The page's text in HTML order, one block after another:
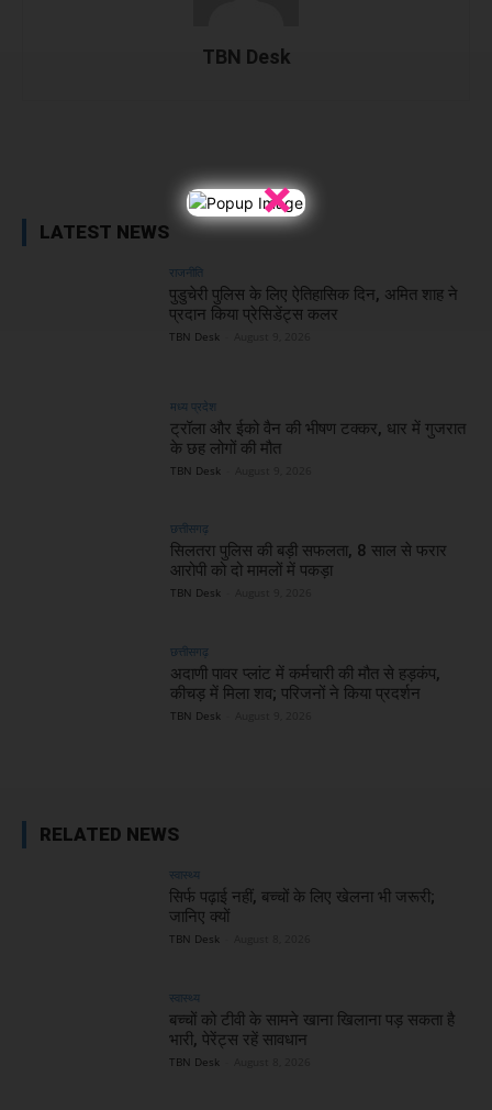
×
TBN Desk
LATEST NEWS
राजनीति
पुडुचेरी पुलिस के लिए ऐतिहासिक दिन, अमित शाह ने
प्रदान किया प्रेसिडेंट्स कलर
TBN Desk
मध्य प्रदेश
ट्रॉला और ईको वैन की भीषण टक्कर, धार में गुजरात
के छह लोगों की मौत
TBN Desk
छत्तीसगढ़
सिलतरा पुलिस की बड़ी सफलता, 8 साल से फरार
आरोपी को दो मामलों में पकड़ा
TBN Desk
छत्तीसगढ़
अदाणी पावर प्लांट में कर्मचारी की मौत से हड़कंप,
कीचड़ में मिला शव; परिजनों ने किया प्रदर्शन
TBN Desk
RELATED NEWS
स्वास्थ्य
सिर्फ पढ़ाई नहीं, बच्चों के लिए खेलना भी जरूरी;
जानिए क्यों
TBN Desk
स्वास्थ्य
बच्चों को टीवी के सामने खाना खिलाना पड़ सकता है
भारी, पेरेंट्स रहें सावधान
TBN Desk